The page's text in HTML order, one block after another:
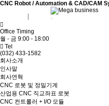
CNC Robot / Automation & CAD/CAM
Office Timing
월 - 금 9:00 - 18:00
Tel
(032) 433-1582
회사소개
인사말
회사연혁
CNC 로봇 및 정밀기계
산업용 CNC 직교좌표 로봇
CNC 컨트롤러 + I/O 모듈